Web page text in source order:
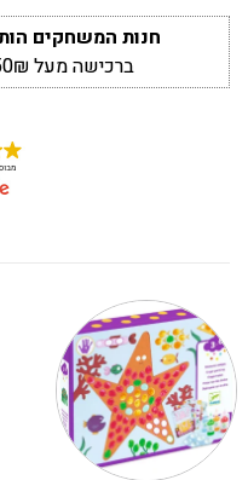
חנות המשחקים
ברכישה מעל 250₪ שליח עד הבית חינם